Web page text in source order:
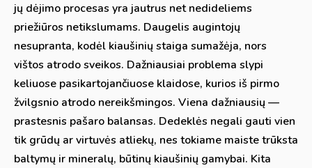
jų dėjimo procesas yra jautrus net nedideliems
priežiūros netikslumams. Daugelis augintojų
nesupranta, kodėl kiaušinių staiga sumažėja, nors
vištos atrodo sveikos. Dažniausiai problema slypi
keliuose pasikartojančiuose klaidose, kurios iš pirmo
žvilgsnio atrodo nereikšmingos. Viena dažniausių —
prastesnis pašaro balansas. Dedeklės negali gauti vien
tik grūdų ar virtuvės atliekų, nes tokiame maiste trūksta
baltymų ir mineralų, būtinų kiaušinių gamybai. Kita